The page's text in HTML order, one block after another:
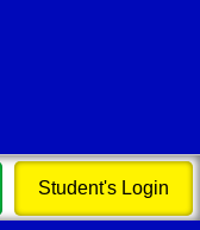
Student's Login